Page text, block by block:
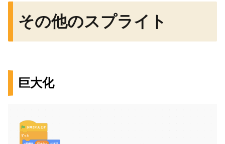
その他のスプライト
巨大化